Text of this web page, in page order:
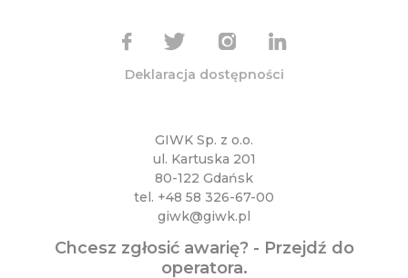
GIWK Sp. z o.o.
ul. Kartuska 201
80-122 Gdańsk
tel. +48 58 326-67-00
giwk@giwk.pl
Chcesz zgłosić awarię? - Przejdź do
operatora.
Deklaracja dostępności